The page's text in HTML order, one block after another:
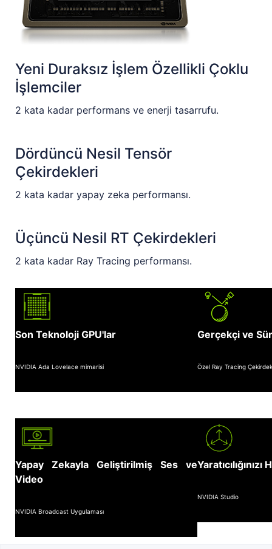
Yeni Duraksız İşlem Özellikli Çoklu
İşlemciler
2 kata kadar performans ve enerji tasarrufu.
Dördüncü Nesil Tensör
Çekirdekleri
2 kata kadar yapay zeka performansı.
Üçüncü Nesil RT Çekirdekleri
2 kata kadar Ray Tracing performansı.
Son Teknoloji GPU'lar
NVIDIA Ada Lovelace mimarisi
Gerçekçi ve
Özel Ray Tracing
Yapay Zekayla Geliştirilmiş Ses ve
Video
NVIDIA Broadcast Uygulaması
Yaratıcılığınızı
NVIDIA Studio